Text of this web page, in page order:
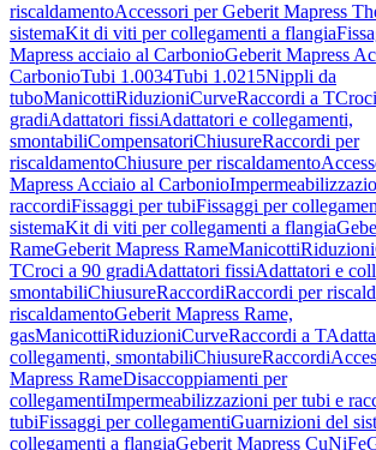
riscaldamentoAccessori per Geberit Mapress
sistemaKit di viti per collegamenti a flangia
Mapress acciaio al CarbonioGeberit Mapress
CarbonioTubi 1.0034Tubi 1.0215Nippli da
tuboManicottiRiduzioniCurveRaccordi a T
gradiAdattatori fissiAdattatori e collegamenti,
smontabiliCompensatoriChiusureRaccordi per
riscaldamentoChiusure per riscaldamento
Mapress Acciaio al Carbonio
raccordiFissaggi per tubiFissaggi per
sistemaKit di viti per collegamenti a flangia
RameGeberit Mapress RameManicottiRiduzioni
TCroci a 90 gradiAdattatori fissiAdattatori e
smontabiliChiusureRaccordiRaccordi per
riscaldamentoGeberit Mapress Rame,
gasManicottiRiduzioniCurveRaccordi a T
collegamenti, smontabiliChiusureRaccordi
Mapress RameDisaccoppiamenti per
collegamentiImpermeabilizzazioni per tubi e
tubiFissaggi per collegamentiGuarnizioni del
collegamenti a flangiaGeberit Mapress CuNiFe